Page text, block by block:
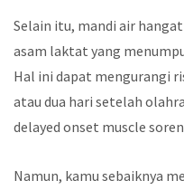
Selain itu, mandi air
asam laktat yang
Hal ini dapat mengurangi
atau dua hari setelah
delayed onset muscle
Namun, kamu sebaiknya